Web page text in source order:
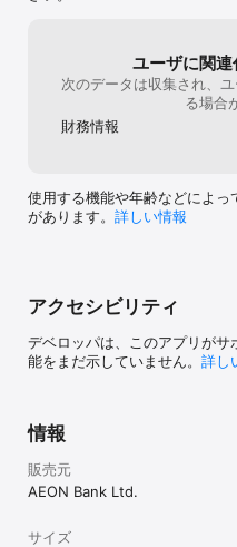
ユーザに関
次のデータは収集され、
る場合
財務情報
使用する機能や年齢などによ
があります。 詳しい情報
アクセシビリティ
デベロッパは、このアプリが
能をまだ示していません。 詳し
情報
販売元
AEON Bank Ltd.
サイズ